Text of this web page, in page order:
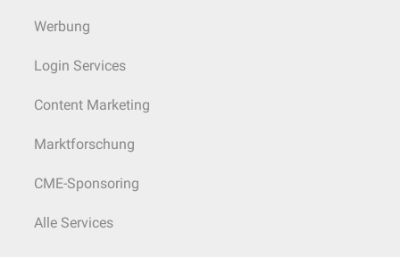
Werbung
Login Services
Content Marketing
Marktforschung
CME-Sponsoring
Alle Services